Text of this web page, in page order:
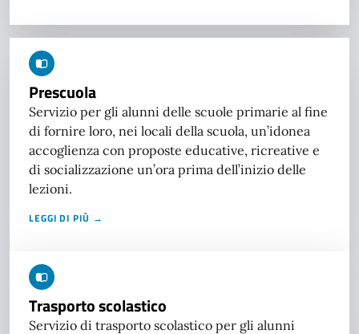
Prescuola
Servizio per gli alunni delle scuole primarie al fine
di fornire loro, nei locali della scuola, un’idonea
accoglienza con proposte educative, ricreative e
di socializzazione un’ora prima dell’inizio delle
lezioni.
LEGGI DI PIÙ →
Trasporto scolastico
Servizio di trasporto scolastico per gli alunni